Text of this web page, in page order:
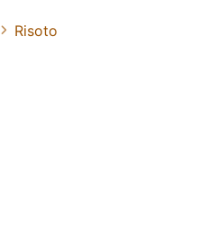
Risoto